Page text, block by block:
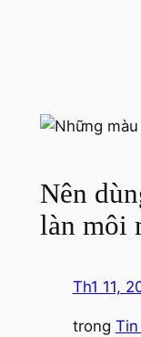
dung
Nên
làn môi
Th1 11,
trong